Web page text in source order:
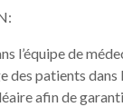
l’équipe de
des patients dans
afin de